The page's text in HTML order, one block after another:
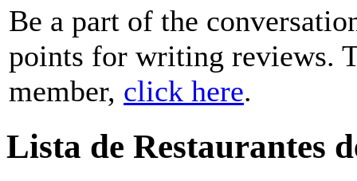
Be a part of the
points for writing reviews.
member, click here.
Lista de Restaurantes